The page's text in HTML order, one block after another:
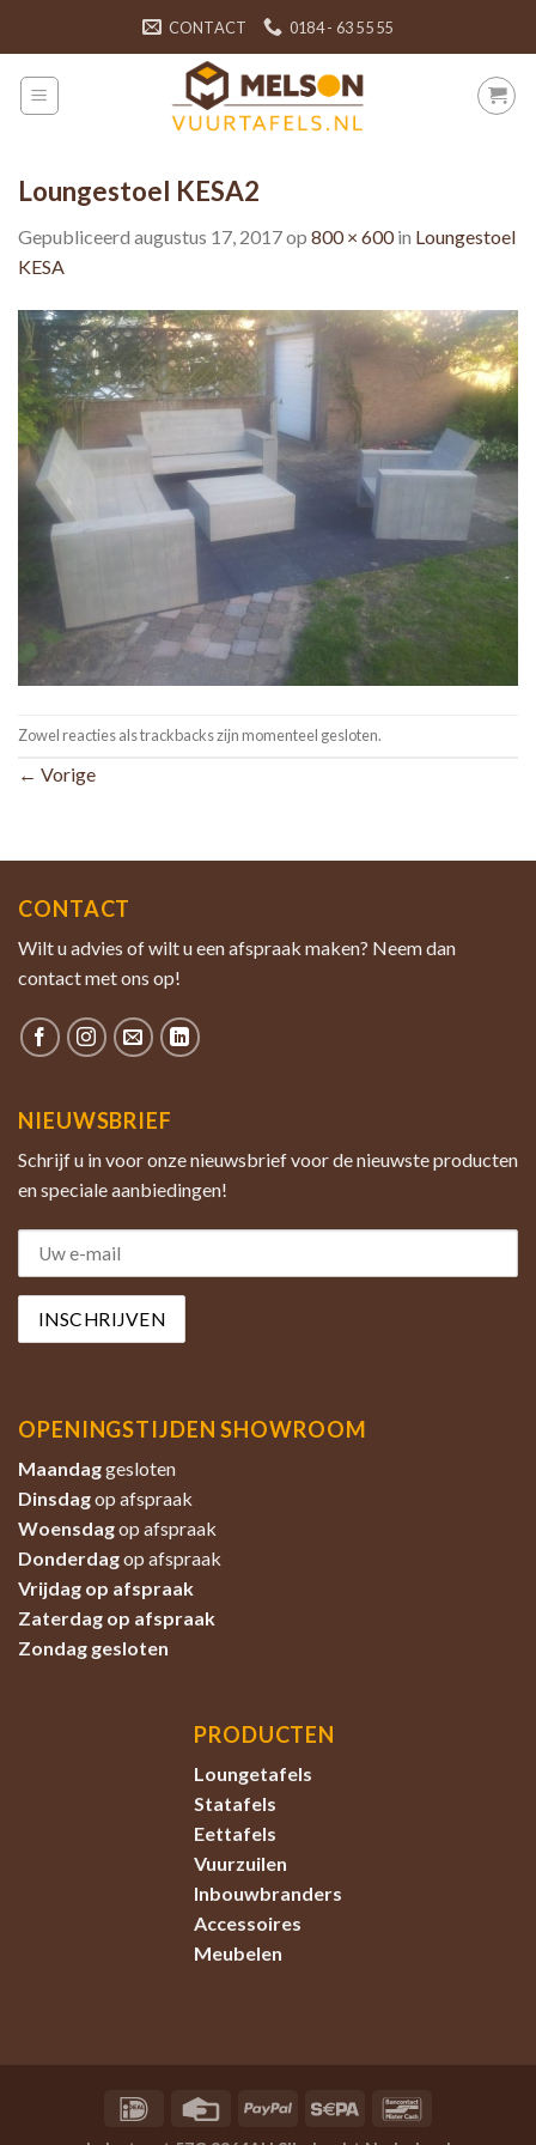
content
CONTACT 0184 - 63 55 55
Loungestoel KESA2
Gepubliceerd augustus 17, 2017op 800 × 600in Loungestoel
KESA
Zowel reacties als trackbacks zijn momenteel gesloten.
← Vorige
CONTACT
Wilt u advies of wilt u een afspraak maken? Neem dan
contact met ons op!
NIEUWSBRIEF
Schrijf u in voor onze nieuwsbrief voor de nieuwste producten
en speciale aanbiedingen!
OPENINGSTIJDEN SHOWROOM
Maandaggesloten
Dinsdagop afspraak
Woensdagop afspraak
Donderdagop afspraak
Vrijdag op afspraak
Zaterdag op afspraak
Zondag gesloten
PRODUCTEN
Loungetafels
Statafels
Eettafels
Vuurzuilen
Inbouwbranders
Accessoires
Meubelen